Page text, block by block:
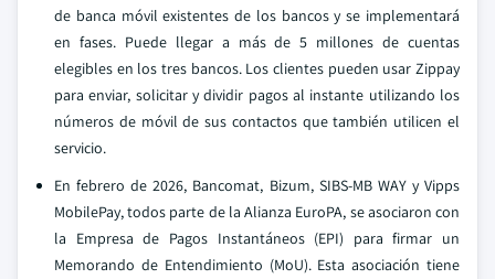
de banca móvil existentes de los bancos y se implementará
en fases. Puede llegar a más de 5 millones de cuentas
elegibles en los tres bancos. Los clientes pueden usar Zippay
para enviar, solicitar y dividir pagos al instante utilizando los
números de móvil de sus contactos que también utilicen el
servicio.
En febrero de 2026, Bancomat, Bizum, SIBS-MB WAY y Vipps
MobilePay, todos parte de la Alianza EuroPA, se asociaron con
la Empresa de Pagos Instantáneos (EPI) para firmar un
Memorando de Entendimiento (MoU). Esta asociación tiene